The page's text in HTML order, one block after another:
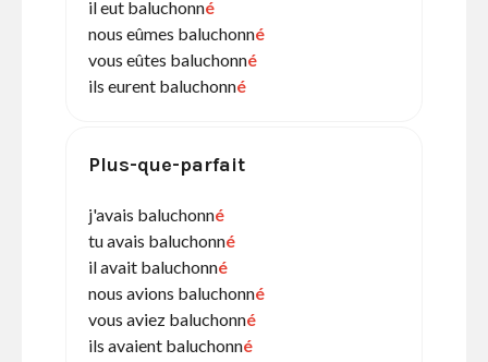
il eut baluchonné
nous eûmes baluchonné
vous eûtes baluchonné
ils eurent baluchonné
Plus-que-parfait
j'avais baluchonné
tu avais baluchonné
il avait baluchonné
nous avions baluchonné
vous aviez baluchonné
ils avaient baluchonné